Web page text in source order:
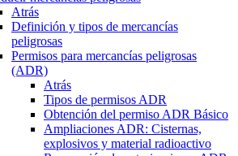
Atrás
Definición y tipos de mercancías
peligrosas
Permisos para mercancías peligrosas
(ADR)
Atrás
Tipos de permisos ADR
Obtención del permiso ADR Básico
Ampliaciones ADR: Cisternas,
explosivos y material radioactivo